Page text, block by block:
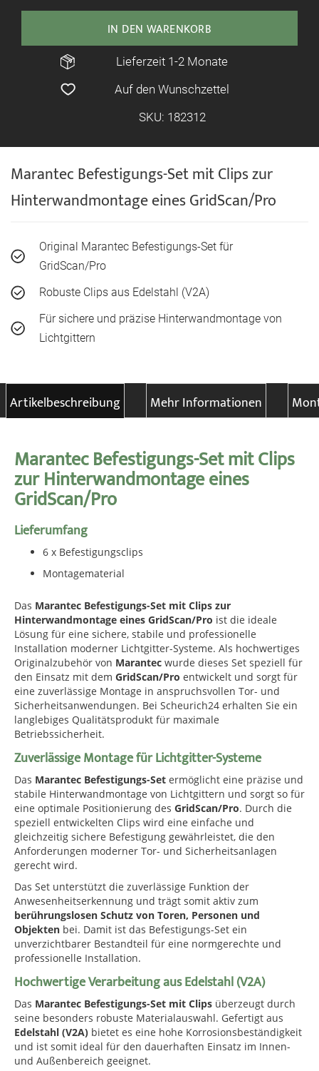
Marantec Befestigungs-Set mit Clips zur
Hinterwandmontage eines GridScan/Pro
IN DEN WARENKORB
Lieferzeit 1-2 Monate
Auf den Wunschzettel
SKU: 182312
Original Marantec Befestigungs-Set für
GridScan/Pro
Robuste Clips aus Edelstahl (V2A)
Für sichere und präzise Hinterwandmontage von
Lichtgittern
Artikelbeschreibung Mehr Informationen
Marantec Befestigungs-Set mit Clips
zur Hinterwandmontage eines
GridScan/Pro
Lieferumfang
6 x Befestigungsclips
Montagematerial
Das Marantec Befestigungs-Set mit Clips zur
Hinterwandmontage eines GridScan/Pro ist die ideale
Lösung für eine sichere, stabile und professionelle
Installation moderner Lichtgitter-Systeme. Als hochwertiges
Originalzubehör von Marantec wurde dieses Set speziell für
den Einsatz mit dem GridScan/Pro entwickelt und sorgt für
eine zuverlässige Montage in anspruchsvollen Tor- und
Sicherheitsanwendungen. Bei Scheurich24 erhalten Sie ein
langlebiges Qualitätsprodukt für maximale
Betriebssicherheit.
Zuverlässige Montage für Lichtgitter-Systeme
Das Marantec Befestigungs-Set ermöglicht eine präzise und
stabile Hinterwandmontage von Lichtgittern und sorgt so für
eine optimale Positionierung des GridScan/Pro. Durch die
speziell entwickelten Clips wird eine einfache und
gleichzeitig sichere Befestigung gewährleistet, die den
Anforderungen moderner Tor- und Sicherheitsanlagen
gerecht wird.
Das Set unterstützt die zuverlässige Funktion der
Anwesenheitserkennung und trägt somit aktiv zum
berührungslosen Schutz von Toren, Personen und
Objekten bei. Damit ist das Befestigungs-Set ein
unverzichtbarer Bestandteil für eine normgerechte und
professionelle Installation.
Hochwertige Verarbeitung aus Edelstahl (V2A)
Das Marantec Befestigungs-Set mit Clips überzeugt durch
seine besonders robuste Materialauswahl. Gefertigt aus
Edelstahl (V2A) bietet es eine hohe Korrosionsbeständigkeit
und ist somit ideal für den dauerhaften Einsatz im Innen-
und Außenbereich geeignet.